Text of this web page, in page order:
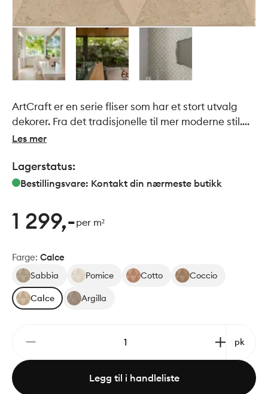
ArtCraft er en serie fliser som har et stort utvalg
dekorer. Fra det tradisjonelle til mer moderne stil.
Felles for de alle er den håndlagede stilen. Passer
Les mer
Lagerstatus:
Bestillingsvare: Kontakt din nærmeste butikk
1 299,-per m²
Farge: Calce
Sabbia Pomice Cotto Coccio
Calce Argilla
pk
Legg til i handleliste